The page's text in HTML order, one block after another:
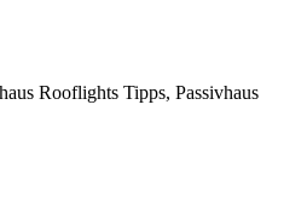
Rooflights Tipps, Passivhaus